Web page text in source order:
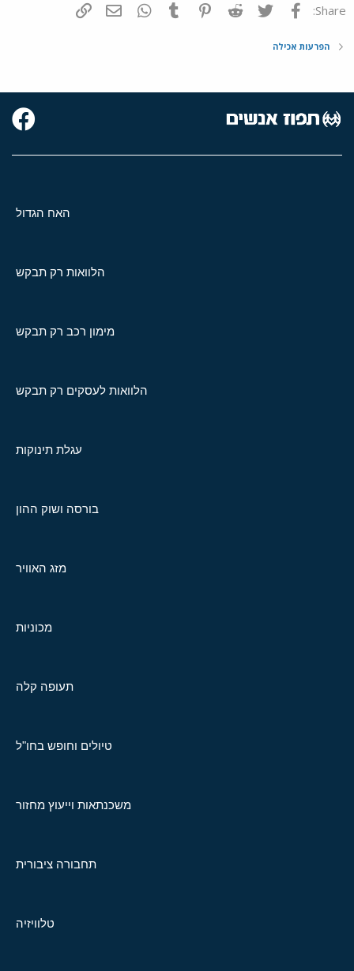
Share: פייסבוק Twitter
Reddit
Pinterest
Tumblr
WhatsAppדואר אלקטרוני
הפרעות אכילה
האח הגדול
הלוואות רק תבקש
מימון רכב רק תבקש
הלוואות לעסקים רק תבקש
עגלת תינוקות
בורסה ושוק ההון
מזג האוויר
מכוניות
תעופה קלה
טיולים וחופש בחו"ל
משכנתאות וייעוץ מחזור
תחבורה ציבורית
טלוויזיה